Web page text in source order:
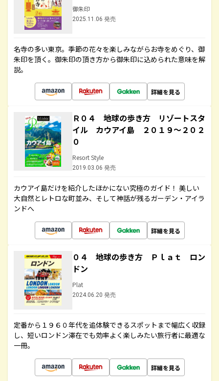
御朱印
2025.11.06 発売
名寺の多い東京。季節の花々を楽しみながらお寺をめぐり、御
朱印を頂く。御朱印の頂き方から御朱印に込められた意味を解
説。
詳細を見る
Ｒ０４ 地球の歩き方 リゾートスタ
イル カウアイ島 ２０１９～２０２
０
Resort Style
2019.03.06 発売
カウアイ島だけを紹介したほかにない究極のガイド！ 美しい
大自然とレトロな町並み、そして神話が残るガーデン・アイラ
ンドへ
詳細を見る
０４ 地球の歩き方 Ｐｌａｔ ロン
ドン
Plat
2024.06.20 発売
定番から１９６０年代を追体験できるスポットまで幅広く収録
し、短いロンドン滞在でも効率よく楽しみたい旅行者に最適な
一冊。
詳細を見る